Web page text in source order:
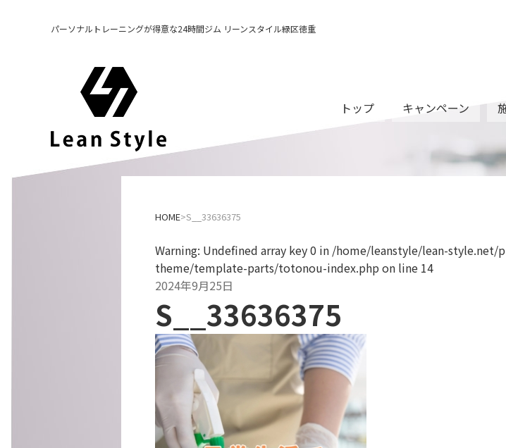
パーソナルトレーニングが得意な24時間ジム リーンスタイル緑区徳重
トップ キャンペーン
HOME S__33636375
Warning: Undefined array key 0 in /home/leanstyle/lean-
theme/template-parts/totonou-index.phpon line 14
2024年9月25日
S__33636375